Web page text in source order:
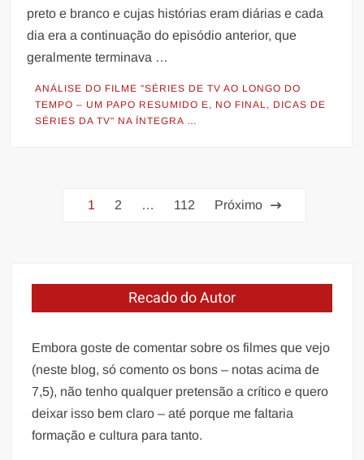
preto e branco e cujas histórias eram diárias e cada
dia era a continuação do episódio anterior, que
geralmente terminava …
ANÁLISE DO FILME "SÉRIES DE TV AO LONGO DO
TEMPO – UM PAPO RESUMIDO E, NO FINAL, DICAS DE
SÉRIES DA TV" NA ÍNTEGRA …
Paginação
1 2 … 112 Próximo
Recado do Autor
Embora goste de comentar sobre os filmes que vejo
(neste blog, só comento os bons – notas acima de
7,5), não tenho qualquer pretensão a crítico e quero
deixar isso bem claro – até porque me faltaria
formação e cultura para tanto.